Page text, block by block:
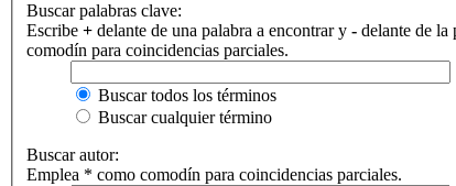
Buscar palabras clave:
Escribe + delante de una palabra a encontrar y - delante de la
comodín para coincidencias parciales.
Buscar todos los términos
Buscar cualquier término
Buscar autor:
Emplea * como comodín para coincidencias parciales.